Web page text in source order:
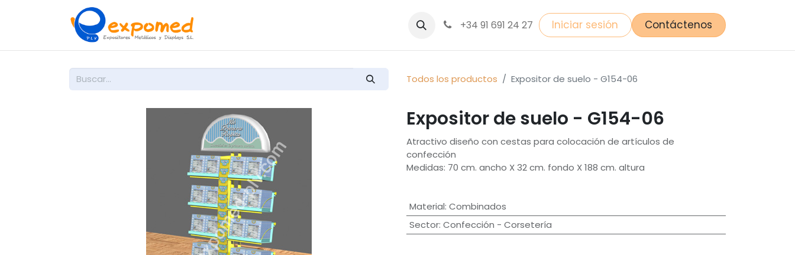
+34 91 691 24 27 Iniciar sesión Contáctenos
Todos los productos Expositor de suelo - G154-06
Expositor de suelo - G154-06
Atractivo diseño con cestas para colocación de artículos de
confección
Medidas: 70 cm. ancho X 32 cm. fondo X 188 cm. altura
Material: Combinados
Sector: Confección - Corsetería